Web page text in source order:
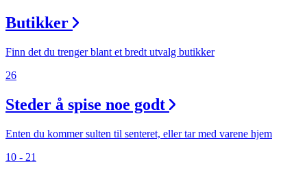
Butikker
Finn det du trenger blant et bredt utvalg butikker
26
Steder å spise noe godt
Enten du kommer sulten til senteret, eller tar med varene hjem
10 - 21